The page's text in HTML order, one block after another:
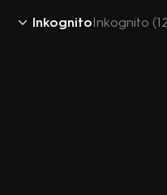
Inkognito